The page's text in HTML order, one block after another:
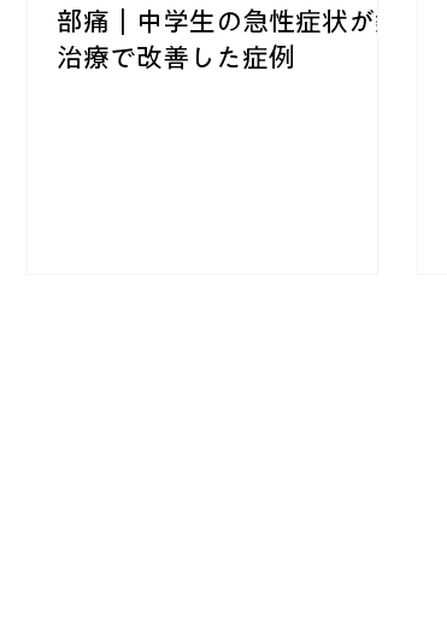
部痛｜中学生の急性症状が鍼
治療で改善した症例